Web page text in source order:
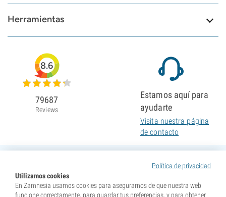
Herramientas
Política de privacidad
Utilizamos cookies
En Zamnesia usamos cookies para asegurarnos de que nuestra web
funcione correctamente, para guardar tus preferencias, y para obtener
8.6
79687
Reviews
Estamos aquí para
ayudarte
Visita nuestra página
de contacto